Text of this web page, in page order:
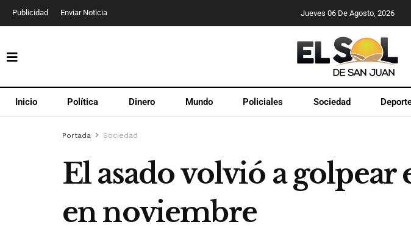
Publicidad Enviar Noticia Jueves 06 De Agosto, 2026
Inicio Política Dinero Mundo Policiales Sociedad
Portada Sociedad
El asado volvió a golpear
en noviembre